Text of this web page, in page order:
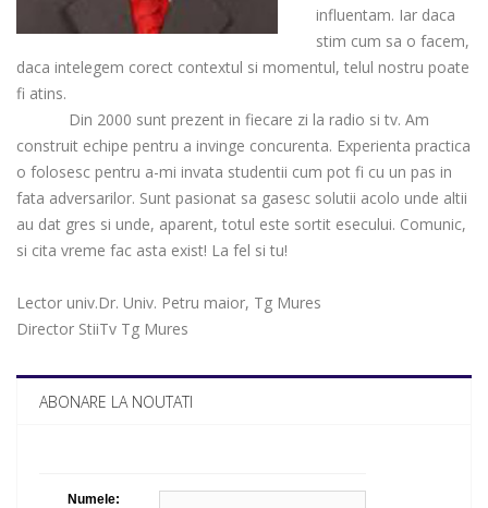
influentam. Iar daca
stim cum sa o facem,
daca intelegem corect contextul si momentul, telul nostru poate
fi atins.
Din 2000 sunt prezent in fiecare zi la radio si tv. Am
construit echipe pentru a invinge concurenta. Experienta practica
o folosesc pentru a-mi invata studentii cum pot fi cu un pas in
fata adversarilor. Sunt pasionat sa gasesc solutii acolo unde altii
au dat gres si unde, aparent, totul este sortit esecului. Comunic,
si cita vreme fac asta exist! La fel si tu!
Lector univ.Dr. Univ. Petru maior, Tg Mures
Director StiiTv Tg Mures
ABONARE LA NOUTATI
Numele: